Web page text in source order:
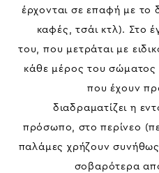
έρχονται σε επαφή με το
καφές, τσάι κτλ). Στο
του, που μετράται με
κάθε μέρος του σώματος
που έχουν
διαδραματίζει η
πρόσωπο, στο περίνεο
παλάμες χρήζουν συνήθως
σοβαρότερα